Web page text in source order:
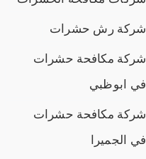
شركة رش حشرات
شركة مكافحة حشرات
في ابوظبي
شركة مكافحة حشرات
في الجميرا